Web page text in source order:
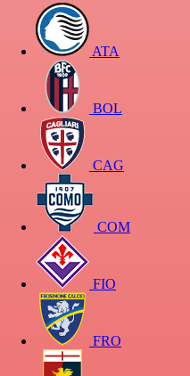
ATA
BOL
CAG
COM
FIO
FRO